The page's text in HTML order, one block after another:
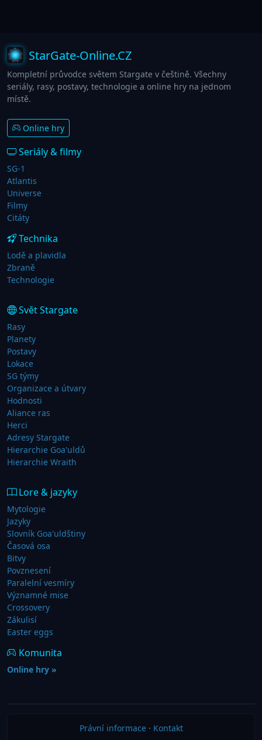
StarGate-Online.CZ
Kompletní průvodce světem Stargate v češtině. Všechny
seriály, rasy, postavy, technologie a online hry na jednom
místě.
Online hry
Seriály & filmy
SG-1
Atlantis
Universe
Filmy
Citáty
Technika
Lodě a plavidla
Zbraně
Technologie
Svět Stargate
Rasy
Planety
Postavy
Lokace
SG týmy
Organizace a útvary
Hodnosti
Aliance ras
Herci
Adresy Stargate
Hierarchie Goa'uldů
Hierarchie Wraith
Lore & jazyky
Mytologie
Jazyky
Slovník Goa'uldštiny
Časová osa
Bitvy
Povznesení
Paralelní vesmíry
Významné mise
Crossovery
Zákulisí
Easter eggs
Komunita
Online hry »
Právní informace· Kontakt